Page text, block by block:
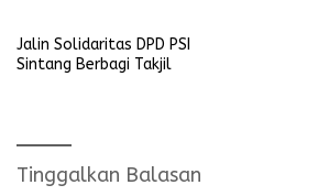
Jalin Solidaritas DPD PSI
Sintang Berbagi Takjil
Tinggalkan Balasan